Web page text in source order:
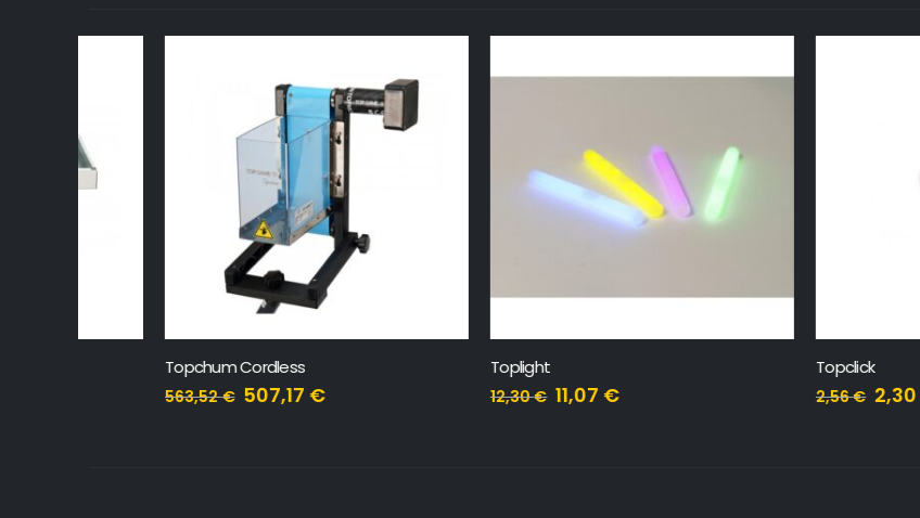
Topchum Cordless
507,17€ 11,07€ 2,30€